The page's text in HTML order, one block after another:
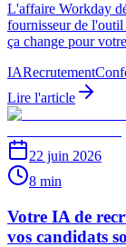
L'affaire Workday
fournisseur de l'outil
ça change pour
IARecrutement
Lire l'article
22 juin 2026
8 min
Votre IA de
vos candidats